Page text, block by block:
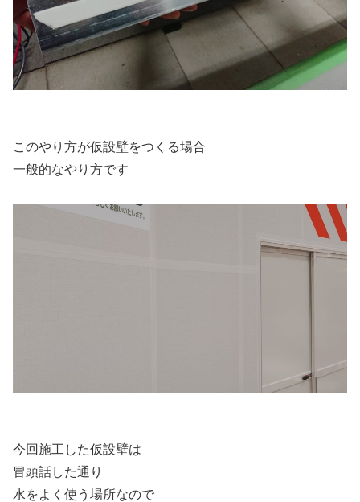
このやり方が仮設壁をつくる場合
一般的なやり方です
今回施工した仮設壁は
冒頭話した通り
水をよく使う場所なので